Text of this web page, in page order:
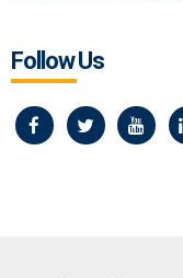
Follow Us